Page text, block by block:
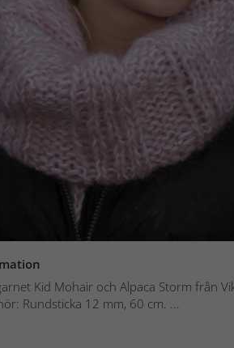
Kid Mohair och Alpaca Storm från
Rundsticka 12 mm, 60 cm. ...